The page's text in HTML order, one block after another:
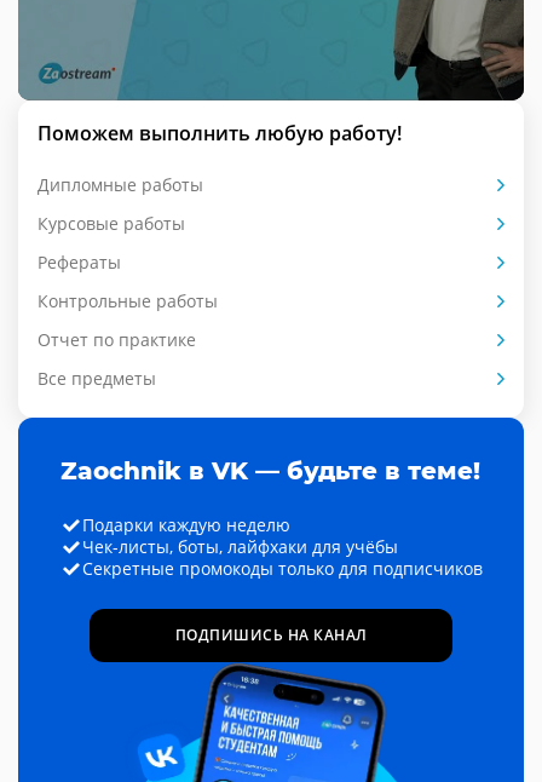
Поможем выполнить любую работу!
Дипломные работы
Курсовые работы
Рефераты
Контрольные работы
Отчет по практике
Все предметы
Zaochnik в VK — будьте в теме!
Подарки каждую неделю
Чек-листы, боты, лайфхаки для учёбы
Секретные промокоды только для подписчиков
ПОДПИШИСЬ НА КАНАЛ